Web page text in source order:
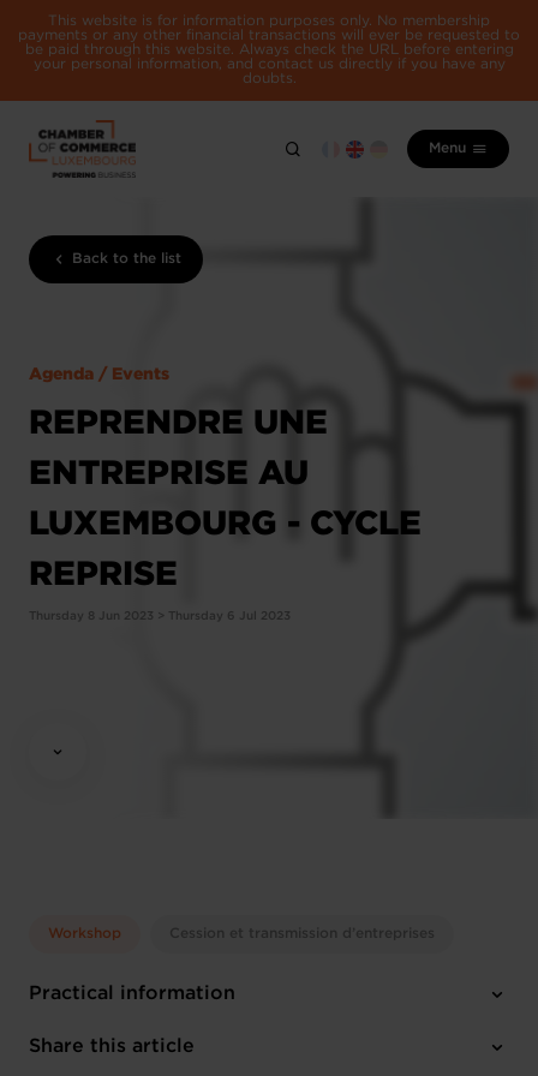
This website is for information purposes only. No membership
payments or any other financial transactions will ever be requested to
be paid through this website. Always check the URL before entering
your personal information, and contact us directly if you have any
doubts.
Menu
Back to the list
Agenda / Events
REPRENDRE UNE
ENTREPRISE AU
LUXEMBOURG - CYCLE
REPRISE
Thursday 8 Jun 2023 > Thursday 6 Jul 2023
Workshop Cession et transmission d’entreprises
Practical information
Thursday 8 Jun 2023 > Thursday 6 Jul 2023
Share this article